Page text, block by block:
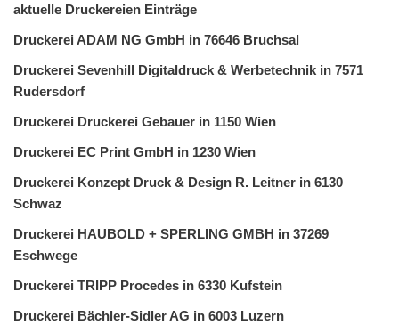
aktuelle Druckereien Einträge
Druckerei ADAM NG GmbH in 76646 Bruchsal
Druckerei Sevenhill Digitaldruck & Werbetechnik in 7571
Rudersdorf
Druckerei Druckerei Gebauer in 1150 Wien
Druckerei EC Print GmbH in 1230 Wien
Druckerei Konzept Druck & Design R. Leitner in 6130
Schwaz
Druckerei HAUBOLD + SPERLING GMBH in 37269
Eschwege
Druckerei TRIPP Procedes in 6330 Kufstein
Druckerei Bächler-Sidler AG in 6003 Luzern